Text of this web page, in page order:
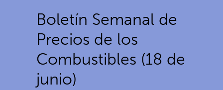
Boletín Semanal de
Precios de los
Combustibles (18 de
junio)